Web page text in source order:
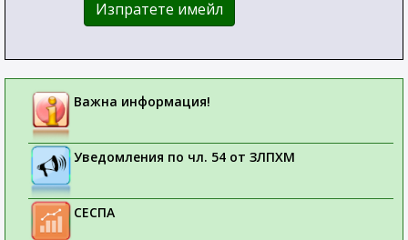
Изпратете имейл
Важна информация!
Уведомления по чл. 54 от ЗЛПХМ
СЕСПА